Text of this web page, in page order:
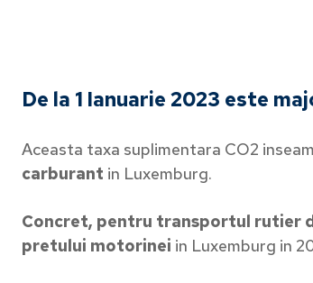
De la 1 Ianuarie 2023 este
Aceasta taxa suplimentara CO2
carburant in Luxemburg.
Concret, pentru transportul rutier
pretului motorinei in Luxemburg in